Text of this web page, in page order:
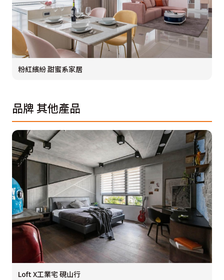
粉紅繽紛 甜蜜系家居
品牌其他產品
Loft X工業宅 硯山行